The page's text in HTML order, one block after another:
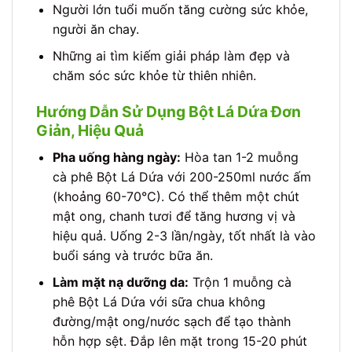
Người lớn tuổi muốn tăng cường sức khỏe,
người ăn chay.
Những ai tìm kiếm giải pháp làm đẹp và
chăm sóc sức khỏe từ thiên nhiên.
Hướng Dẫn Sử Dụng Bột Lá Dứa Đơn
Giản, Hiệu Quả
Pha uống hàng ngày: Hòa tan 1-2 muỗng
cà phê Bột Lá Dứa với 200-250ml nước ấm
(khoảng 60-70°C). Có thể thêm một chút
mật ong, chanh tươi để tăng hương vị và
hiệu quả. Uống 2-3 lần/ngày, tốt nhất là vào
buổi sáng và trước bữa ăn.
Làm mặt nạ dưỡng da: Trộn 1 muỗng cà
phê Bột Lá Dứa với sữa chua không
đường/mật ong/nước sạch để tạo thành
hỗn hợp sệt. Đắp lên mặt trong 15-20 phút